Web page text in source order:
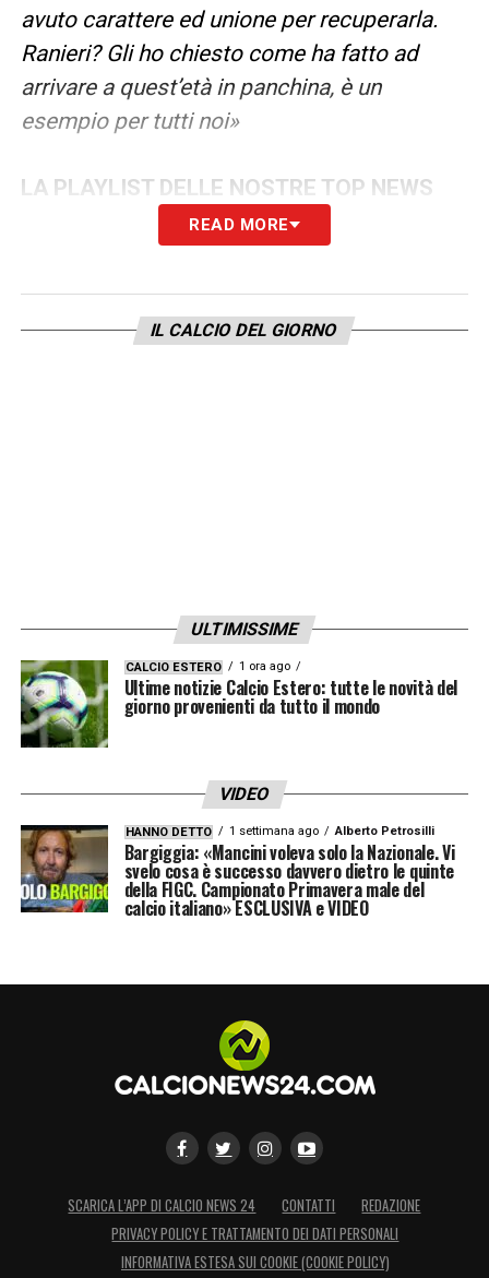
avuto carattere ed unione per recuperarla.
Ranieri? Gli ho chiesto come ha fatto ad
arrivare a quest’età in panchina, è un
esempio per tutti noi»
LA PLAYLIST DELLE NOSTRE TOP NEWS
READ MORE
IL CALCIO DEL GIORNO
ULTIMISSIME
CALCIO ESTERO 1 ora ago
Ultime notizie Calcio Estero: tutte le novità del
giorno provenienti da tutto il mondo
VIDEO
HANNO DETTO 1 settimana ago Alberto Petrosilli
Bargiggia: «Mancini voleva solo la Nazionale. Vi
svelo cosa è successo davvero dietro le quinte
della FIGC. Campionato Primavera male del
calcio italiano» ESCLUSIVA e VIDEO
SCARICA L’APP DI CALCIO NEWS 24 CONTATTI
REDAZIONE
PRIVACY POLICY E TRATTAMENTO DEI DATI PERSONALI
INFORMATIVA ESTESA SUI COOKIE (COOKIE POLICY)